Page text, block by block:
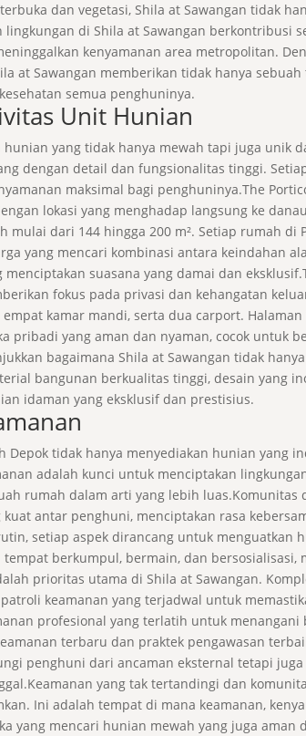
dan vegetasi, Shila at Sawangan tidak
di Shila at Sawangan
kenyamanan area metropolitan.
at Sawangan memberikan tidak hanya
semua penghuninya.
Unit Hunian
yang tidak hanya mewah tapi juga unik
dengan detail dan fungsionalitas tinggi.
maksimal bagi penghuninya.The
lokasi yang menghadap langsung ke
mulai dari 144 hingga 200 m². Setiap rumah
yang mencari kombinasi antara keindahan
suasana yang damai dan
fokus pada privasi dan kehangatan
kamar mandi, serta dua carport.
pribadi yang aman dan nyaman, cocok untuk
bagaimana Shila at Sawangan tidak
bangunan berkualitas tinggi, desain yang
idaman yang eksklusif dan prestisius.
Depok tidak hanya menyediakan hunian
adalah kunci untuk menciptakan
rumah dalam arti yang lebih
antar penghuni, menciptakan rasa
setiap aspek dirancang untuk
berkumpul, bermain, dan
prioritas utama di Shila at Sawangan.
keamanan yang terjadwal untuk
profesional yang terlatih untuk
terbaru dan praktek pengawasan
penghuni dari ancaman eksternal tetapi
yang tak tertandingi dan
Ini adalah tempat di mana keamanan,
yang mencari hunian mewah yang juga aman